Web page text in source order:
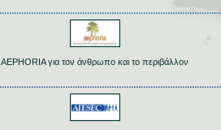
AEPHORIA για τον άνθρωπο και το περιβάλλον